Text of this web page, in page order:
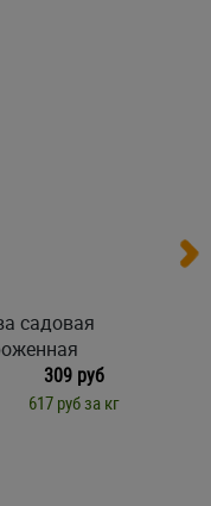
садовая
309 руб
617 руб за кг